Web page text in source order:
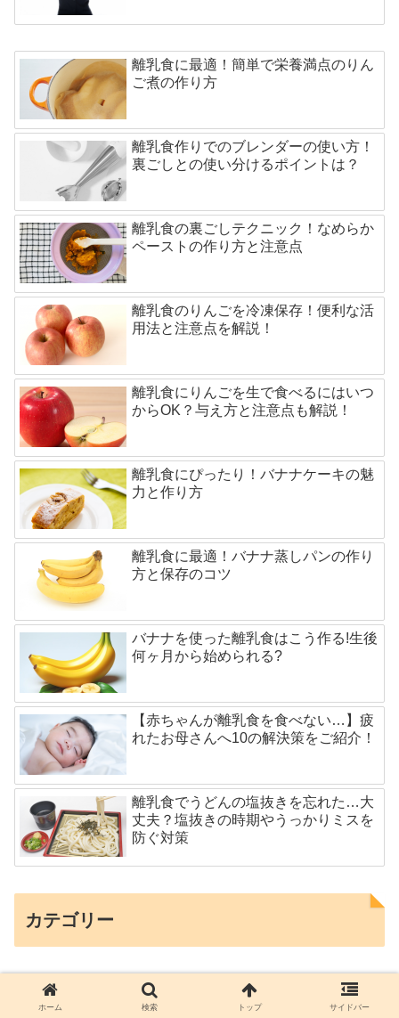
離乳食に最適！簡単で栄養満点のりん
ご煮の作り方
離乳食作りでのブレンダーの使い方！
裏ごしとの使い分けるポイントは？
離乳食の裏ごしテクニック！なめらか
ペーストの作り方と注意点
離乳食のりんごを冷凍保存！便利な活
用法と注意点を解説！
離乳食にりんごを生で食べるにはいつ
からOK？与え方と注意点も解説！
離乳食にぴったり！バナナケーキの魅
力と作り方
離乳食に最適！バナナ蒸しパンの作り
方と保存のコツ
バナナを使った離乳食はこう作る!生後
何ヶ月から始められる?
【赤ちゃんが離乳食を食べない…】疲
れたお母さんへ10の解決策をご紹介！
離乳食でうどんの塩抜きを忘れた…大
丈夫？塩抜きの時期やうっかりミスを
防ぐ対策
カテゴリー
パパママ育休プラス制度
ホーム 検索 トップ サイドバー